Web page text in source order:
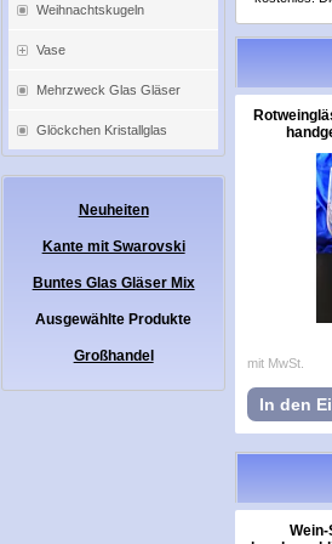
Weihnachtskugeln
Vase
Mehrzweck Glas Gläser
Glöckchen Kristallglas
Neuheiten
Kante mit Swarovski
Buntes Glas Gläser Mix
Ausgewählte Produkte
Großhandel mit MwSt.
In den
Wein-